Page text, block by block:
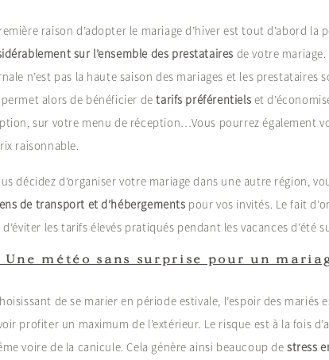
raison d’adopter le mariage d’hiver est tout d’abord la
sur l’ensemble des prestataires de votre mariage.
n’est pas la haute saison des mariages et les
permet alors de bénéficier detarifs préférentiels et
sur votre menu de réception…Vous pourrez également
raisonnable.
décidez d’organiser votre mariage dans une autre région,
de transport et d’hébergements pour vos invités. Le fait
d’éviter les tarifs élevés pratiqués pendant les vacances d’été
Une météo sans surprise pour un
de se marier en période estivale, l’espoir des mariés
profiter un maximum de l’extérieur. Le risque est à la fois
voire de la canicule. Cela génère ainsi beaucoup destress